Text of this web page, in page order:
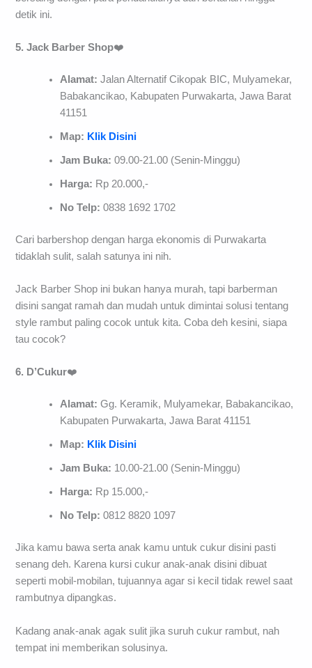
detik ini.
5. Jack Barber Shop❤️
Alamat: Jalan Alternatif Cikopak BIC, Mulyamekar,
Babakancikao, Kabupaten Purwakarta, Jawa Barat
41151
Map: Klik Disini
Jam Buka: 09.00-21.00 (Senin-Minggu)
Harga: Rp 20.000,-
No Telp: 0838 1692 1702
Cari barbershop dengan harga ekonomis di Purwakarta
tidaklah sulit, salah satunya ini nih.
Jack Barber Shop ini bukan hanya murah, tapi barberman
disini sangat ramah dan mudah untuk dimintai solusi tentang
style rambut paling cocok untuk kita. Coba deh kesini, siapa
tau cocok?
6. D’Cukur❤️
Alamat: Gg. Keramik, Mulyamekar, Babakancikao,
Kabupaten Purwakarta, Jawa Barat 41151
Map: Klik Disini
Jam Buka: 10.00-21.00 (Senin-Minggu)
Harga: Rp 15.000,-
No Telp:0812 8820 1097
Jika kamu bawa serta anak kamu untuk cukur disini pasti
senang deh. Karena kursi cukur anak-anak disini dibuat
seperti mobil-mobilan, tujuannya agar si kecil tidak rewel saat
rambutnya dipangkas.
Kadang anak-anak agak sulit jika suruh cukur rambut, nah
tempat ini memberikan solusinya.